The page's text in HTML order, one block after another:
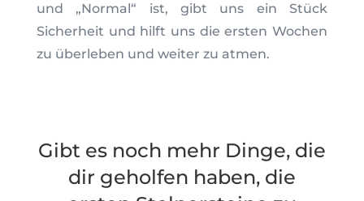
und „Normal“ ist, gibt uns ein Stück
Sicherheit und hilft uns die ersten Wochen
zu überleben und weiter zu atmen.
Gibt es noch mehr Dinge, die
dir geholfen haben, die